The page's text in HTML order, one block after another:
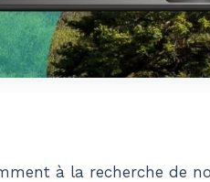
à la recherche de